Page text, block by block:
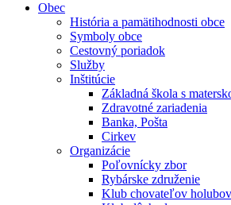
Obec
História a pamätihodnosti obce
Symboly obce
Cestovný poriadok
Služby
Inštitúcie
Základná škola s
Zdravotné zariadenia
Banka, Pošta
Cirkev
Organizácie
Poľovnícky zbor
Rybárske združenie
Klub chovateľov holubov